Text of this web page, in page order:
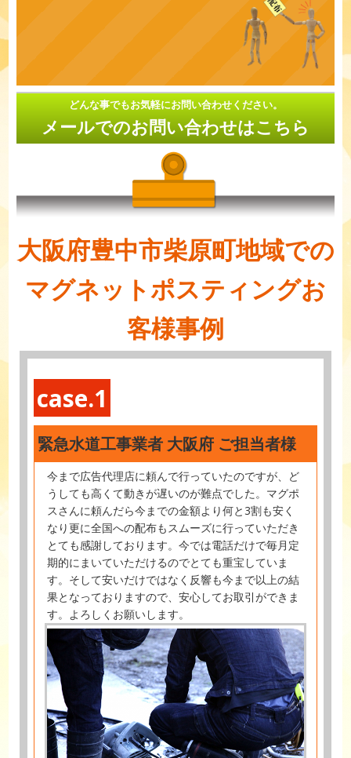
どんな事でもお気軽にお問い合わせください。
メールでのお問い合わせはこちら
大阪府豊中市柴原町地域での
マグネットポスティングお
客様事例
case.1
緊急水道工事業者 大阪府 ご担当者様
今まで広告代理店に頼んで行っていたのですが、ど
うしても高くて動きが遅いのが難点でした。マグポ
スさんに頼んだら今までの金額より何と3割も安く
なり更に全国への配布もスムーズに行っていただき
とても感謝しております。今では電話だけで毎月定
期的にまいていただけるのでとても重宝していま
す。そして安いだけではなく反響も今まで以上の結
果となっておりますので、安心してお取引ができま
す。よろしくお願いします。